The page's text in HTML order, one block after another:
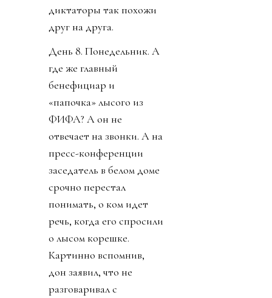
диктаторы так похожи
друг на друга.
День 8. Понедельник. А
где же главный
бенефициар и
«папочка» лысого из
ФИФА? А он не
отвечает на звонки. А на
пресс-конференции
заседатель в белом доме
срочно перестал
понимать, о ком идет
речь, когда его спросили
о лысом корешке.
Картинно вспомнив,
дон заявил, что не
разговаривал с